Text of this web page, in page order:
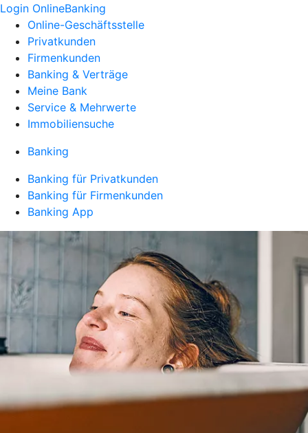
Login OnlineBanking
Online-Geschäftsstelle
Privatkunden
Firmenkunden
Banking & Verträge
Meine Bank
Service & Mehrwerte
Immobiliensuche
Banking
Banking für Privatkunden
Banking für Firmenkunden
Banking App